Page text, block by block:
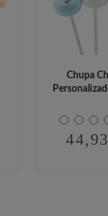
Chupa